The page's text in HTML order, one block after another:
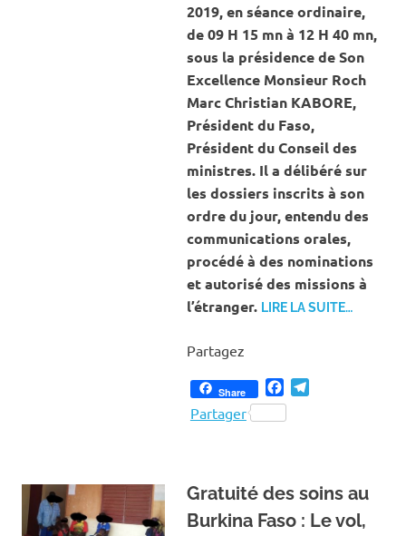
2019, en séance ordinaire,
de 09 H 15 mn à 12 H 40 mn,
sous la présidence de Son
Excellence Monsieur Roch
Marc Christian KABORE,
Président du Faso,
Président du Conseil des
ministres. Il a délibéré sur
les dossiers inscrits à son
ordre du jour, entendu des
communications orales,
procédé à des nominations
et autorisé des missions à
l’étranger. LIRE LA SUITE…
Partagez
Share Facebook
Partager
Gratuité des soins au
Burkina Faso : Le vol,